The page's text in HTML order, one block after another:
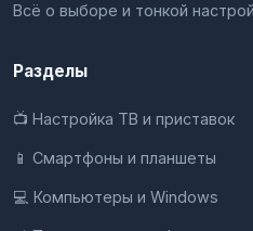
Всё о выборе и тонкой
Разделы
📺 Настройка ТВ и приставок
📱 Смартфоны и планшеты
💻 Компьютеры и Windows